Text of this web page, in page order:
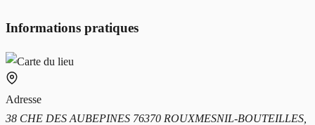
Informations pratiques
Adresse
38 CHE DES AUBEPINES 76370 ROUXMESNIL-BOUTEILLES,